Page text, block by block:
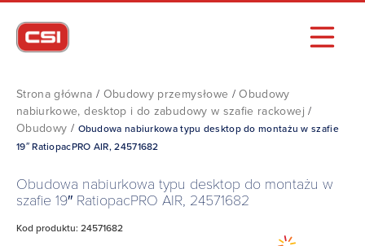
Strona główna / Obudowy przemysłowe /Obudowy
nabiurkowe, desktop i do zabudowy w szafie rackowej /
Obudowy / Obudowa nabiurkowa typu desktop do montażu w szafie
19″ RatiopacPRO AIR, 24571682
Obudowa nabiurkowa typu desktop do montażu w
szafie 19″ RatiopacPRO AIR, 24571682
Kod produktu: 24571682